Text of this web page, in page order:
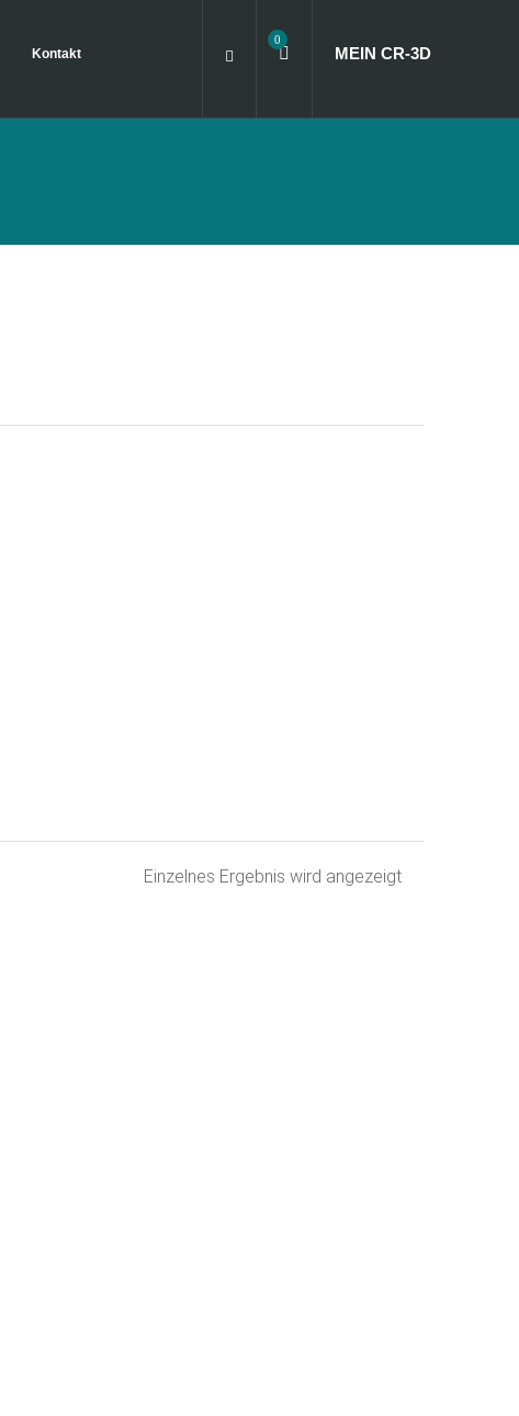
Kontakt
0
MEIN CR‑3D
Einzelnes Ergebnis wird angezeigt